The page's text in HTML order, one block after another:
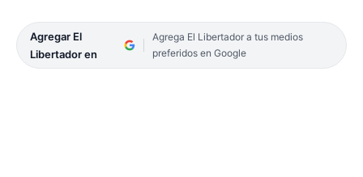
Agregar El
Libertador en
Agrega El Libertador a tus medios
preferidos en Google